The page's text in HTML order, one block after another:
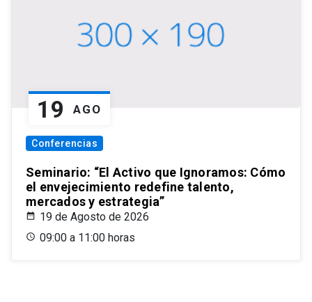
19 AGO
Conferencias
Seminario: “El Activo que Ignoramos: Cómo
el envejecimiento redefine talento,
mercados y estrategia”
19 de Agosto de 2026
09:00 a 11:00 horas